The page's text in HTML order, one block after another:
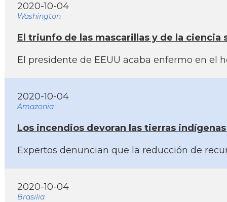
2020-10-04
Washington
El triunfo de las mascarillas y de la ciencia
El presidente de EEUU acaba enfermo en el
2020-10-04
Amazonia
Los incendios devoran las tierras
Expertos denuncian que la reducción de
2020-10-04
Brasilia